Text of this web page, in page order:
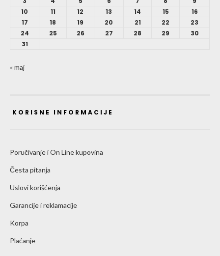
10
11 12 13 14 15
16
17
18 19 20 21 22
23
24
25 26 27 28 29
30
31
« maj
KORISNE INFORMACIJE
Poručivanje i On Line kupovina
Česta pitanja
Uslovi korišćenja
Garancije i reklamacije
Korpa
Plaćanje